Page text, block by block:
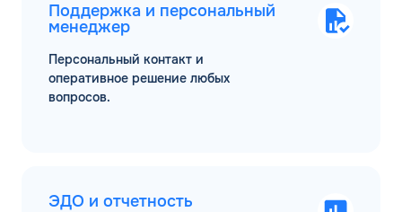
Поддержка и персональный
менеджер
Персональный контакт и
оперативное решение любых
вопросов.
ЭДО и отчетность